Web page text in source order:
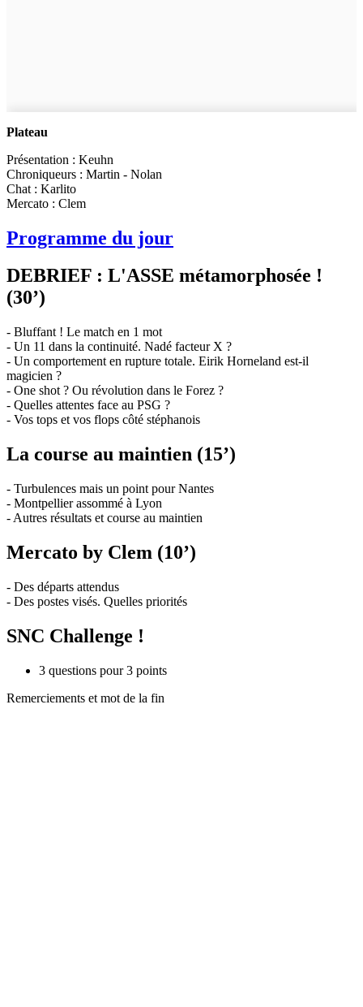
Plateau
Présentation : Keuhn
Chroniqueurs : Martin - Nolan
Chat : Karlito
Mercato : Clem
Programme du jour
DEBRIEF : L'ASSE métamorphosée !
(30’)
- Bluffant ! Le match en 1 mot
- Un 11 dans la continuité. Nadé facteur X ?
- Un comportement en rupture totale. Eirik Horneland est-il
magicien ?
- One shot ? Ou révolution dans le Forez ?
- Quelles attentes face au PSG ?
- Vos tops et vos flops côté stéphanois
La course au maintien (15’)
- Turbulences mais un point pour Nantes
- Montpellier assommé à Lyon
- Autres résultats et course au maintien
Mercato by Clem (10’)
- Des départs attendus
- Des postes visés. Quelles priorités
SNC Challenge !
3 questions pour 3 points
Remerciements et mot de la fin